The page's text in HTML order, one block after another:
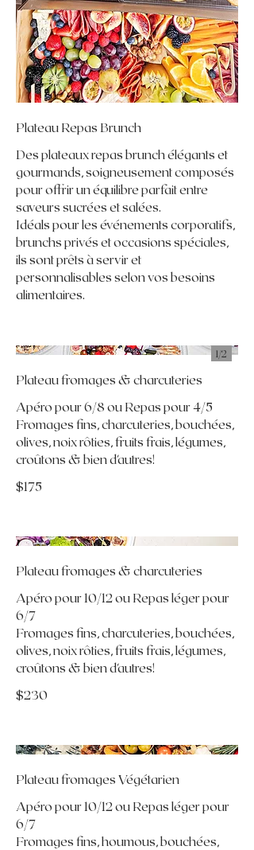
Plateau Repas Brunch
Des plateaux repas brunch élégants et
gourmands, soigneusement composés
pour offrir un équilibre parfait entre
saveurs sucrées et salées.
Idéals pour les événements corporatifs,
brunchs privés et occasions spéciales,
ils sont prêts à servir et
personnalisables selon vos besoins
alimentaires.
Plateau fromages & charcuteries
Apéro pour 6/8 ou Repas pour 4/5
Fromages fins, charcuteries, bouchées,
olives, noix rôties, fruits frais, légumes,
croûtons & bien d'autres!
$175
1/2
Plateau fromages & charcuteries
Apéro pour 10/12 ou Repas léger pour
6/7
Fromages fins, charcuteries, bouchées,
olives, noix rôties, fruits frais, légumes,
croûtons & bien d'autres!
$230
Plateau fromages Végétarien
Apéro pour 10/12 ou Repas léger pour
6/7
Fromages fins, houmous, bouchées,